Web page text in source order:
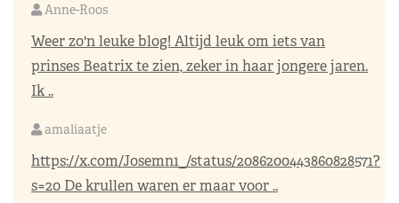
Anne-Roos
Weer zo'n leuke blog! Altijd leuk om iets van
prinses Beatrix te zien, zeker in haar jongere jaren.
Ik ..
amaliaatje
https://x.com/Josemn1_/status/2086200443860828571?
s=20 De krullen waren er maar voor ..